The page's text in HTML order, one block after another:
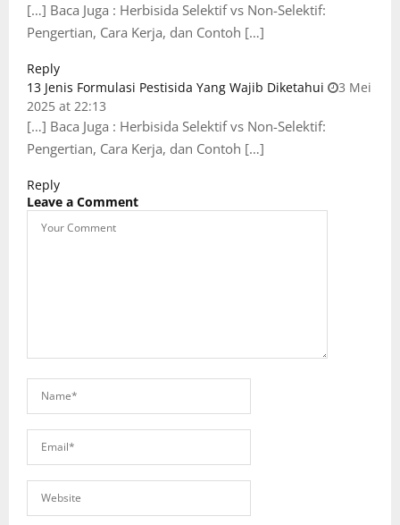
[…] Baca Juga : Herbisida Selektif vs Non-Selektif:
Pengertian, Cara Kerja, dan Contoh […]
Reply
13 Jenis Formulasi Pestisida Yang Wajib Diketahui
3 Mei
2025 at 22:13
[…] Baca Juga : Herbisida Selektif vs Non-Selektif:
Pengertian, Cara Kerja, dan Contoh […]
Reply
Leave a Comment